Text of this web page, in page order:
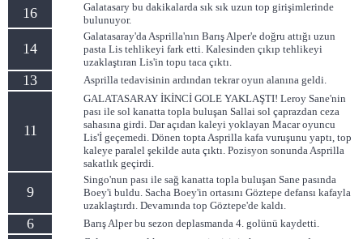
16
Galatasary bu dakikalarda sık sık uzun top girişimlerinde
bulunuyor.
14
Galatasaray'da Asprilla'nın Barış Alper'e doğru attığı uzun
pasta Lis tehlikeyi fark etti. Kalesinden çıkıp tehlikeyi
uzaklaştıran Lis'in topu taca çıktı.
13 Asprilla tedavisinin ardından tekrar oyun alanına geldi.
11
GALATASARAY İKİNCİ GOLE YAKLAŞTI! Leroy Sane'nin
pası ile sol kanatta topla buluşan Sallai sol çaprazdan ceza
sahasına girdi. Dar açıdan kaleyi yoklayan Macar oyuncu
Lis'İ geçemedi. Dönen topta Asprilla kafa vuruşunu yaptı, top
kaleye paralel şekilde auta çıktı. Pozisyon sonunda Asprilla
sakatlık geçirdi.
9
Singo'nun pası ile sağ kanatta topla buluşan Sane pasında
Boey'i buldu. Sacha Boey'in ortasını Göztepe defansı kafayla
uzaklaştırdı. Devamında top Göztepe'de kaldı.
6 Barış Alper bu sezon deplasmanda 4. golünü kaydetti.